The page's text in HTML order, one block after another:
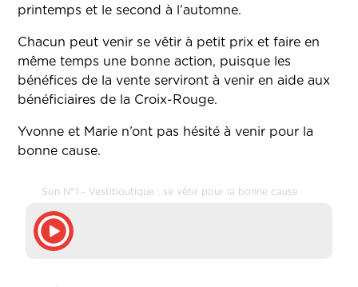
printemps et le second à l’automne.
Chacun peut venir se vêtir à petit prix et faire en
même temps une bonne action, puisque les
bénéfices de la vente serviront à venir en aide aux
bénéficiaires de la Croix-Rouge.
Yvonne et Marie n’ont pas hésité à venir pour la
bonne cause.
Son N°1 - Vestiboutique : se vêtir pour la bonne cause